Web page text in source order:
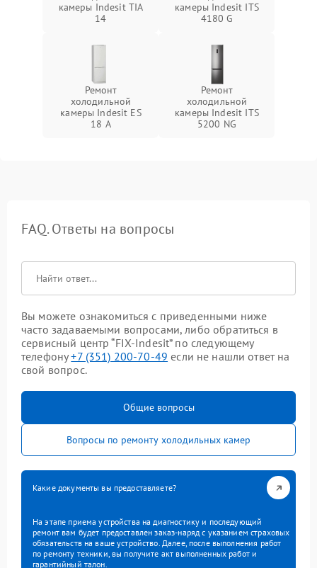
камеры Indesit TIA
14
камеры Indesit ITS
4180 G
Ремонт
холодильной
камеры Indesit ES
18 A
Ремонт
холодильной
камеры Indesit ITS
5200 NG
FAQ. Ответы на вопросы
Вы можете ознакомиться с приведенными ниже
часто задаваемыми вопросами, либо обратиться в
сервисный центр “FIX-Indesit” по следующему
телефону+7 (351) 200-70-49 если не нашли ответ на
свой вопрос.
Общие вопросы
Вопросы по ремонту холодильных камер
Какие документы вы предоставляете?
На этапе приема устройства на диагностику и последующий
ремонт вам будет предоставлен заказ-наряд с указанием страховых
обязательств на ваше устройство. Далее, после выполнения работ
по ремонту техники, вы получите акт выполненных работ и
гарантийный талон.